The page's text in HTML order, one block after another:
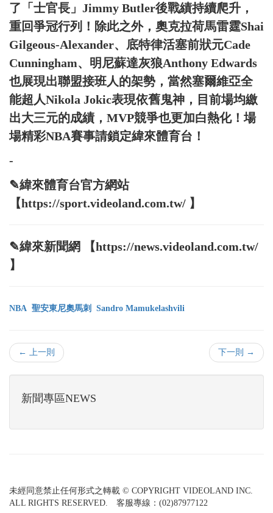
了「士官長」Jimmy Butler後戰績持續爬升，
重回爭冠行列！除此之外，奧克拉荷馬雷霆Shai
Gilgeous-Alexander、底特律活塞前狀元Cade
Cunningham、明尼蘇達灰狼Anthony Edwards
也展現出聯盟接班人的架勢，當然塞爾維亞全
能超人Nikola Jokic表現依舊鬼神，目前場均繳
出大三元的成績，MVP競爭也更加白熱化！場
場精彩NBA賽事請鎖定緯來體育台！
-
✎緯來體育台官方網站
【https://sport.videoland.com.tw/ 】
✎緯來新聞網 【https://news.videoland.com.tw/
】
NBA 聖安東尼奧馬刺 Sandro Mamukelashvili
← 上一則 下一則 →
新聞專區NEWS
未經同意禁止任何形式之轉載 © COPYRIGHT VIDEOLAND INC.
ALL RIGHTS RESERVED. 客服專線：(02)87977122